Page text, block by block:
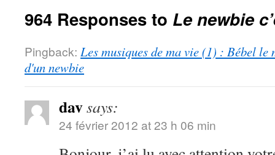
964 Responses to Le newbie
Pingback: Les musiques de ma vie (1) : Bébel le
d'un newbie
davsays:
24 février 2012 at 23 h 06 min